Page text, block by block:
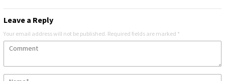
Leave a Reply
Your email address will not be published. Required fields are marked *